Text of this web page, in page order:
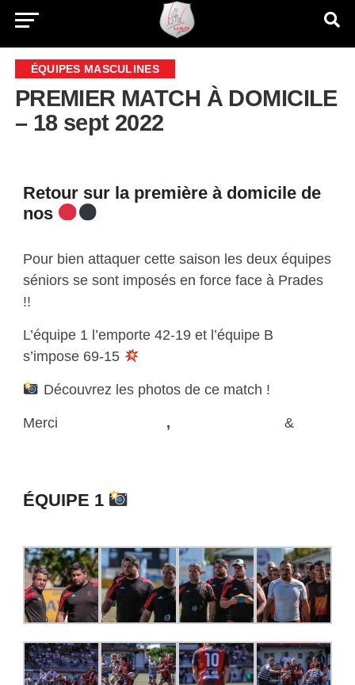
ÉQUIPES MASCULINES
PREMIER MATCH À DOMICILE
– 18 sept 2022
Retour sur la première à domicile de
nos
Pour bien attaquer cette saison les deux équipes
séniors se sont imposés en force face à Prades
!!
L’équipe 1 l’emporte 42-19 et l’équipe B
s’impose 69-15
Découvrez les photos de ce match !
Merci
,
&
ÉQUIPE 1